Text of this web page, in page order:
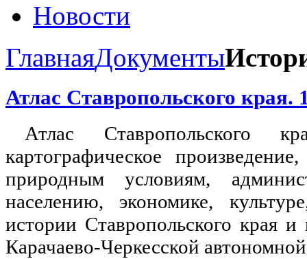
Новости
ГлавнаяДокументы
Атлас Ставропольского края.
Атлас Ставропольского
картографическое
природным условиям,
населению, экономике,
истории Ставропольского края
Карачаево-Черкесской